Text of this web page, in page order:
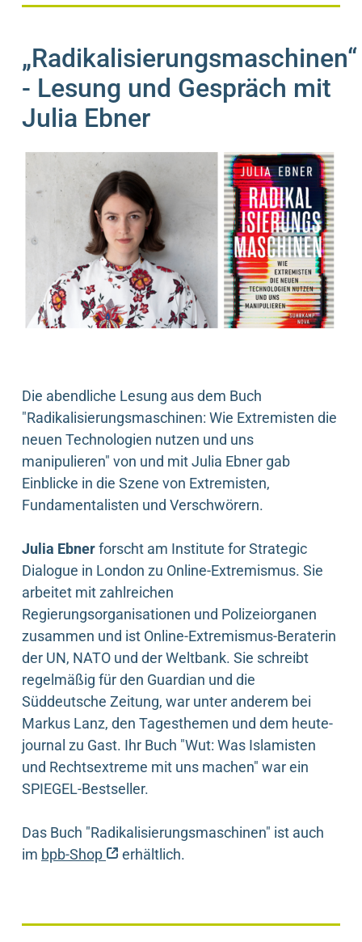
„Radikalisierungsmaschinen“
- Lesung und Gespräch mit
Julia Ebner
Die abendliche Lesung aus dem Buch
"Radikalisierungsmaschinen: Wie Extremisten die
neuen Technologien nutzen und uns
manipulieren" von und mit Julia Ebner gab
Einblicke in die Szene von Extremisten,
Fundamentalisten und Verschwörern.
Julia Ebnerforscht am Institute for Strategic
Dialogue in London zu Online-Extremismus. Sie
arbeitet mit zahlreichen
Regierungsorganisationen und Polizeiorganen
zusammen und ist Online-Extremismus-Beraterin
der UN, NATO und der Weltbank. Sie schreibt
regelmäßig für den Guardian und die
Süddeutsche Zeitung, war unter anderem bei
Markus Lanz, den Tagesthemen und dem heute-
journal zu Gast. Ihr Buch "Wut: Was Islamisten
und Rechtsextreme mit uns machen" war ein
SPIEGEL-Bestseller.
Das Buch "Radikalisierungsmaschinen" ist auch
im bpb-Shop (externer Link)
erhältlich.